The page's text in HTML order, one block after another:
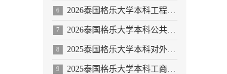
6 2026泰国格乐大学本科工程管理/AI人工智能专业
7 2026泰国格乐大学本科公共卫生专业(大健康促进医疗与大数据)
8 2025泰国格乐大学本科对外汉语教学(国际中文教育)专业招生简章
9 2025泰国格乐大学本科工商管理专业—人力资源管理方向招生简章